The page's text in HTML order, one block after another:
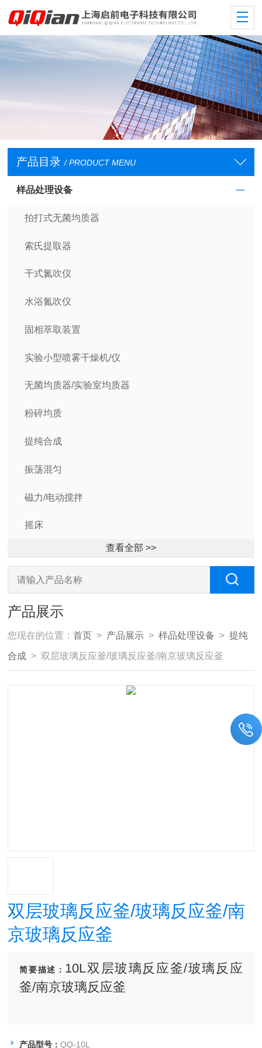
产品目录 / PRODUCT MENU
样品处理设备
拍打式无菌均质器
索氏提取器
干式氮吹仪
水浴氮吹仪
固相萃取装置
实验小型喷雾干燥机/仪
无菌均质器/实验室均质器
粉碎均质
提纯合成
振荡混匀
磁力/电动搅拌
摇床
查看全部 >>
产品展示
您现在的位置：首页 > 产品展示 >样品处理设备 >提纯
合成 > 双层玻璃反应釜/玻璃反应釜/南京玻璃反应釜
双层玻璃反应釜/玻璃反应釜/南
京玻璃反应釜
简要描述： 10L双层玻璃反应釜/玻璃反应
釜/南京玻璃反应釜
产品型号：QQ-10L